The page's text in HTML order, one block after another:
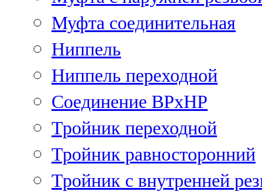
Муфта соединительная
Ниппель
Ниппель переходной
Соединение ВРхНР
Тройник переходной
Тройник равносторонний
Тройник с внутренней